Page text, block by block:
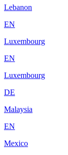
Lebanon
EN
Luxembourg
EN
Luxembourg
DE
Malaysia
EN
Mexico